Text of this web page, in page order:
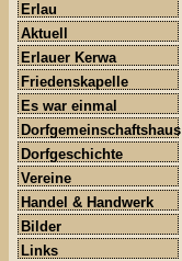
Erlau
Aktuell
Erlauer Kerwa
Friedenskapelle
Es war einmal
Dorfgemeinschaftshaus
Dorfgeschichte
Vereine
Handel & Handwerk
Bilder
Links